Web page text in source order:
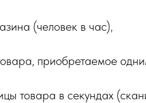
(человек в час),
приобретаемое
товара в секундах